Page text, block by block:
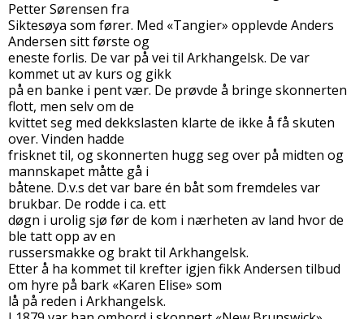
Petter Sørensen fra
Siktesøya som fører. Med «Tangier» opplevde Anders
Andersen sitt første og
eneste forlis. De var på vei til Arkhangelsk. De var
kommet ut av kurs og gikk
på en banke i pent vær. De prøvde å bringe skonnerten
flott, men selv om de
kvittet seg med dekkslasten klarte de ikke å få skuten
over. Vinden hadde
frisknet til, og skonnerten hugg seg over på midten og
mannskapet måtte gå i
båtene. D.v.s det var bare én båt som fremdeles var
brukbar. De rodde i ca. ett
døgn i urolig sjø før de kom i nærheten av land hvor de
ble tatt opp av en
russersmakke og brakt til Arkhangelsk.
Etter å ha kommet til krefter igjen fikk Andersen tilbud
om hyre på bark «Karen Elise» som
lå på reden i Arkhangelsk.